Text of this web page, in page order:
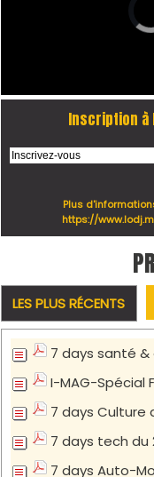
Inscription à
Plus
https://
LES PLUS RÉCENTS
7 days santé &
I-MAG-Spécial
7 days Culture
7 days tech du
7 days Auto-